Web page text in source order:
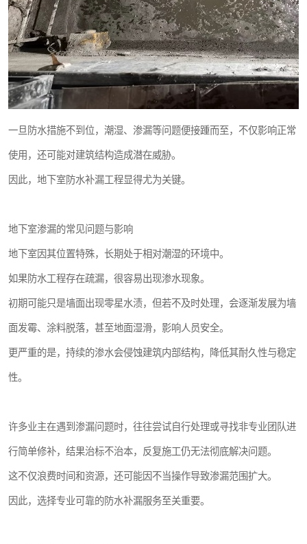
一旦防水措施不到位，潮湿、渗漏等问题便接踵而至，不仅影响正常
使用，还可能对建筑结构造成潜在威胁。
因此，地下室防水补漏工程显得尤为关键。
地下室渗漏的常见问题与影响
地下室因其位置特殊，长期处于相对潮湿的环境中。
如果防水工程存在疏漏，很容易出现渗水现象。
初期可能只是墙面出现零星水渍，但若不及时处理，会逐渐发展为墙
面发霉、涂料脱落，甚至地面湿滑，影响人员安全。
更严重的是，持续的渗水会侵蚀建筑内部结构，降低其耐久性与稳定
性。
许多业主在遇到渗漏问题时，往往尝试自行处理或寻找非专业团队进
行简单修补，结果治标不治本，反复施工仍无法彻底解决问题。
这不仅浪费时间和资源，还可能因不当操作导致渗漏范围扩大。
因此，选择专业可靠的防水补漏服务至关重要。